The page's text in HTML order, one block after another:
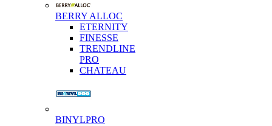
BERRY ALLOC
ETERNITY
FINESSE
TRENDLINE
PRO
CHATEAU
BINYLPRO